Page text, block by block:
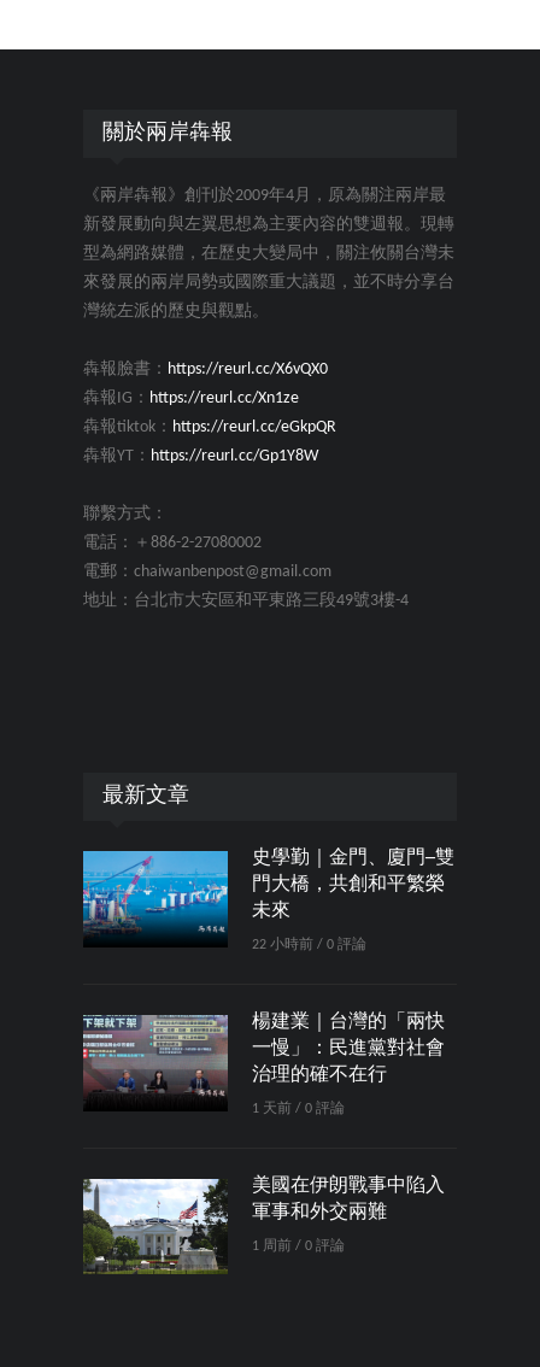
關於兩岸犇報
《兩岸犇報》創刊於2009年4月，原為關注兩岸最
新發展動向與左翼思想為主要內容的雙週報。現轉
型為網路媒體，在歷史大變局中，關注攸關台灣未
來發展的兩岸局勢或國際重大議題，並不時分享台
灣統左派的歷史與觀點。
犇報臉書： https://reurl.cc/X6vQX0
犇報IG： https://reurl.cc/Xn1ze
犇報tiktok： https://reurl.cc/eGkpQR
犇報YT： https://reurl.cc/Gp1Y8W
聯繫方式：
電話：＋886-2-27080002
電郵：chaiwanbenpost@gmail.com
地址：台北市大安區和平東路三段49號3樓-4
最新文章
史學勤｜金門、廈門─雙
門大橋，共創和平繁榮
未來
22 小時前 / 0 評論
楊建業｜台灣的「兩快
一慢」：民進黨對社會
治理的確不在行
1 天前 / 0 評論
美國在伊朗戰事中陷入
軍事和外交兩難
1 周前 / 0 評論